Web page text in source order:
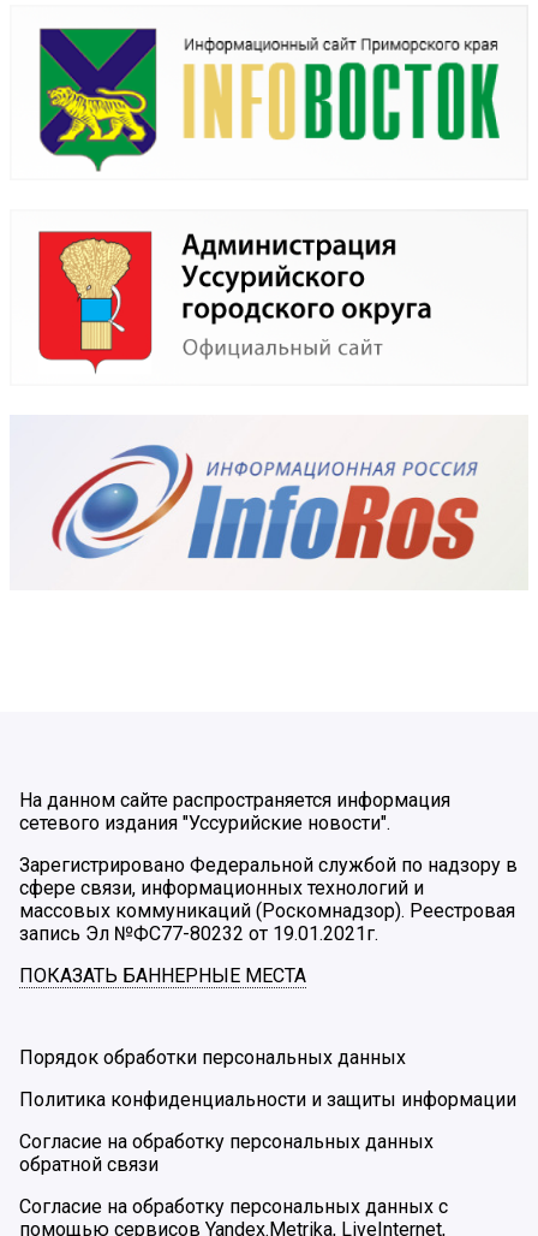
На данном сайте распространяется информация
сетевого издания "Уссурийские новости".
Зарегистрировано Федеральной службой по надзору в
сфере связи, информационных технологий и
массовых коммуникаций (Роскомнадзор). Реестровая
запись Эл №ФС77-80232 от 19.01.2021г.
ПОКАЗАТЬ БАННЕРНЫЕ МЕСТА
Порядок обработки персональных данных
Политика конфиденциальности и защиты информации
Согласие на обработку персональных данных
обратной связи
Согласие на обработку персональных данных с
помощью сервисов Yandex.Metrika, LiveInternet,